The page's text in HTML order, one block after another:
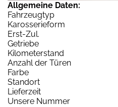
Allgemeine Daten:
Fahrzeugtyp
Karosserieform
Erst-Zul.
Getriebe
Kilometerstand
Anzahl der Türen
Farbe
Standort
Lieferzeit
Unsere Nummer